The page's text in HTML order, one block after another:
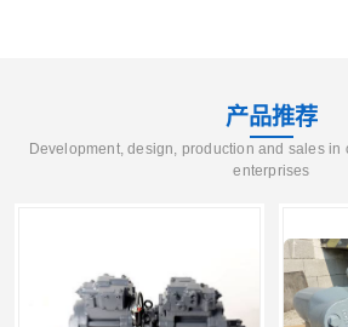
产品推荐
Development, design, production and sales in
enterprises